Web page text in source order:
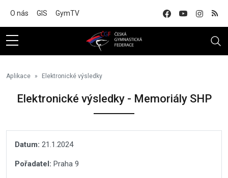
O nás GIS GymTV
Aplikace Elektronické výsledky
Elektronické výsledky - Memoriály SHP
Datum: 21.1.2024
Pořadatel: Praha 9